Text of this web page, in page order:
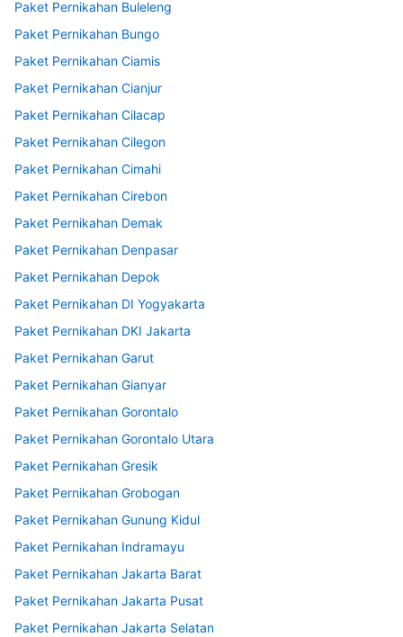
Paket Pernikahan Buleleng
Paket Pernikahan Bungo
Paket Pernikahan Ciamis
Paket Pernikahan Cianjur
Paket Pernikahan Cilacap
Paket Pernikahan Cilegon
Paket Pernikahan Cimahi
Paket Pernikahan Cirebon
Paket Pernikahan Demak
Paket Pernikahan Denpasar
Paket Pernikahan Depok
Paket Pernikahan DI Yogyakarta
Paket Pernikahan DKI Jakarta
Paket Pernikahan Garut
Paket Pernikahan Gianyar
Paket Pernikahan Gorontalo
Paket Pernikahan Gorontalo Utara
Paket Pernikahan Gresik
Paket Pernikahan Grobogan
Paket Pernikahan Gunung Kidul
Paket Pernikahan Indramayu
Paket Pernikahan Jakarta Barat
Paket Pernikahan Jakarta Pusat
Paket Pernikahan Jakarta Selatan